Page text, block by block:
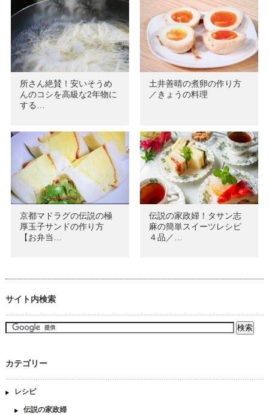
所さん絶賛！安いそうめ
んのコシを高級な2年物に
する…
土井善晴の煮卵の作り方
／きょうの料理
京都マドラグの伝説の極
厚玉子サンドの作り方
【お弁当…
伝説の家政婦！タサン志
麻の簡単スイーツレシピ
４品／…
サイト内検索
カテゴリー
レシピ
伝説の家政婦